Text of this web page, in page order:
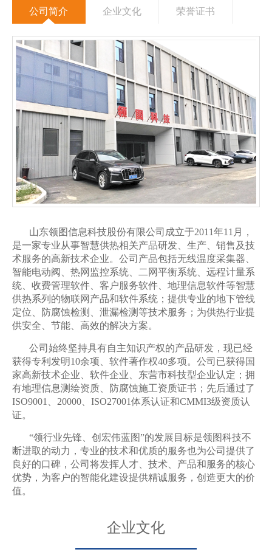
公司简介 企业文化 荣誉证书
山东领图信息科技股份有限公司成立于2011年11月，
是一家专业从事智慧供热相关产品研发、生产、销售及技
术服务的高新技术企业。公司产品包括无线温度采集器、
智能电动阀、热网监控系统、二网平衡系统、远程计量系
统、收费管理软件、客户服务软件、地理信息软件等智慧
供热系列的物联网产品和软件系统；提供专业的地下管线
定位、防腐蚀检测、泄漏检测等技术服务；为供热行业提
供安全、节能、高效的解决方案。
公司始终坚持具有自主知识产权的产品研发，现已经
获得专利发明10余项、软件著作权40多项。公司已获得国
家高新技术企业、软件企业、东营市科技型企业认定；拥
有地理信息测绘资质、防腐蚀施工资质证书；先后通过了
ISO9001、20000、ISO27001体系认证和CMMI3级资质认
证。
“领行业先锋、创宏伟蓝图”的发展目标是领图科技不
断进取的动力，专业的技术和优质的服务也为公司提供了
良好的口碑，公司将发挥人才、技术、产品和服务的核心
优势，为客户的智能化建设提供精诚服务，创造更大的价
值。
企业文化